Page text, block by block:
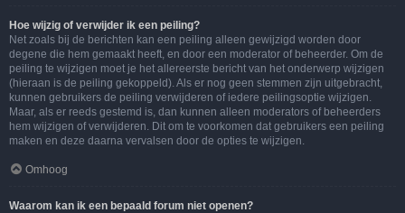
Hoe wijzig of verwijder ik een peiling?
Net zoals bij de berichten kan een peiling alleen gewijzigd worden door
degene die hem gemaakt heeft, en door een moderator of beheerder. Om de
peiling te wijzigen moet je het allereerste bericht van het onderwerp wijzigen
(hieraan is de peiling gekoppeld). Als er nog geen stemmen zijn uitgebracht,
kunnen gebruikers de peiling verwijderen of iedere peilingsoptie wijzigen.
Maar, als er reeds gestemd is, dan kunnen alleen moderators of beheerders
hem wijzigen of verwijderen. Dit om te voorkomen dat gebruikers een peiling
maken en deze daarna vervalsen door de opties te wijzigen.
Omhoog
Waarom kan ik een bepaald forum niet openen?